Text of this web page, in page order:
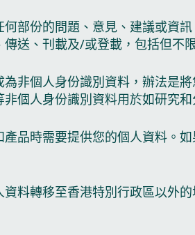
部份的問題、意見、建議或資
送、刊載及/或登載，包括但不
非個人身份識別資料，辦法是
個人身份識別資料用於如研究
品時需要提供您的個人資料。
料轉移至香港特別行政區以外